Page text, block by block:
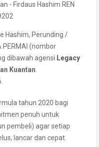
Hashim, Perunding /
PERMAI (nombor
dibawah agensi Legacy
Kuantan
tahun 2020 bagi
penuh untuk
pembeli) agar setiap
lancar dan cepat.